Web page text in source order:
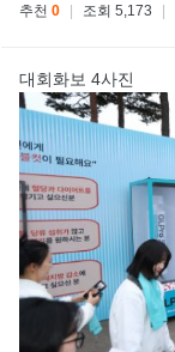
추천 0 | 조회 5,173 |
대회화보 4사진